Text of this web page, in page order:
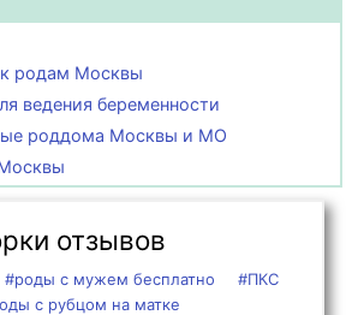
родам Москвы
ведения беременности
роддома Москвы и МО
отзывов
#роды с мужем бесплатно
#ПКС
с рубцом на матке